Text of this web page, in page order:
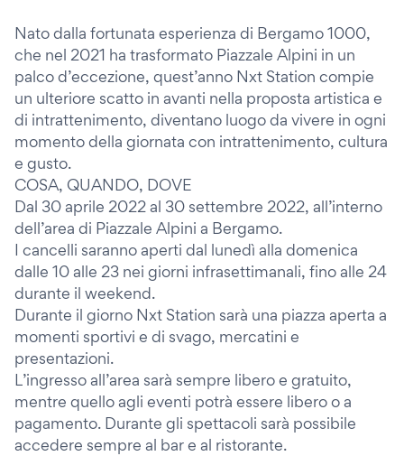
Nato dalla fortunata esperienza di Bergamo 1000,
che nel 2021 ha trasformato Piazzale Alpini in un
palco d’eccezione, quest’anno Nxt Station compie
un ulteriore scatto in avanti nella proposta artistica e
di intrattenimento, diventano luogo da vivere in ogni
momento della giornata con intrattenimento, cultura
e gusto.
COSA, QUANDO, DOVE
Dal 30 aprile 2022 al 30 settembre 2022, all’interno
dell’area di Piazzale Alpini a Bergamo.
I cancelli saranno aperti dal lunedì alla domenica
dalle 10 alle 23 nei giorni infrasettimanali, fino alle 24
durante il weekend.
Durante il giorno Nxt Station sarà una piazza aperta a
momenti sportivi e di svago, mercatini e
presentazioni.
L’ingresso all’area sarà sempre libero e gratuito,
mentre quello agli eventi potrà essere libero o a
pagamento. Durante gli spettacoli sarà possibile
accedere sempre al bar e al ristorante.